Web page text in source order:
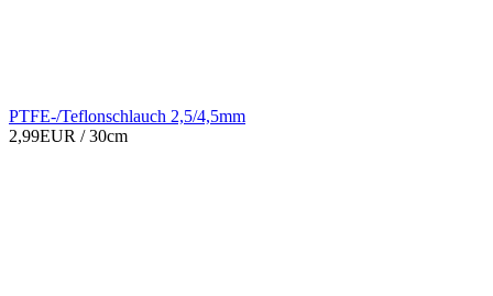
PTFE-/Teflonschlauch 2,5/4,5mm
2,99EUR / 30cm